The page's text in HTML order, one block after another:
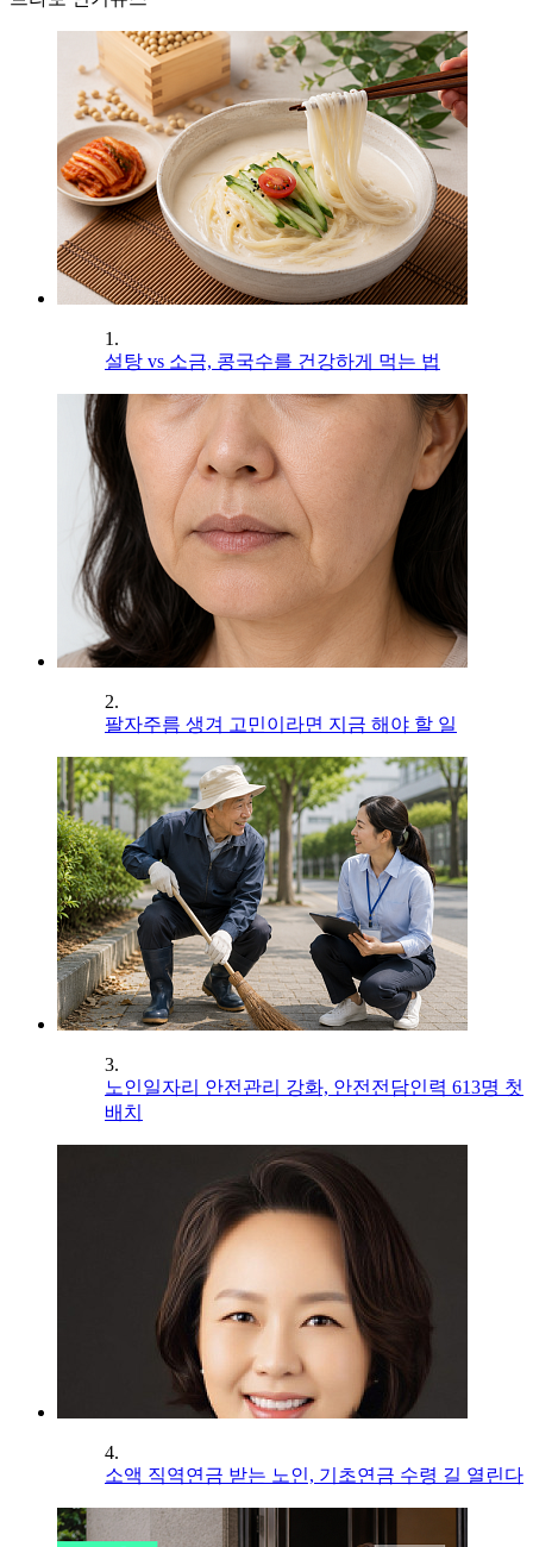
1.
설탕 vs 소금, 콩국수를 건강하게 먹는 법
2.
팔자주름 생겨 고민이라면 지금 해야 할 일
3.
노인일자리 안전관리 강화, 안전전담인력 613명 첫
배치
4.
소액 직역연금 받는 노인, 기초연금 수령 길 열린다